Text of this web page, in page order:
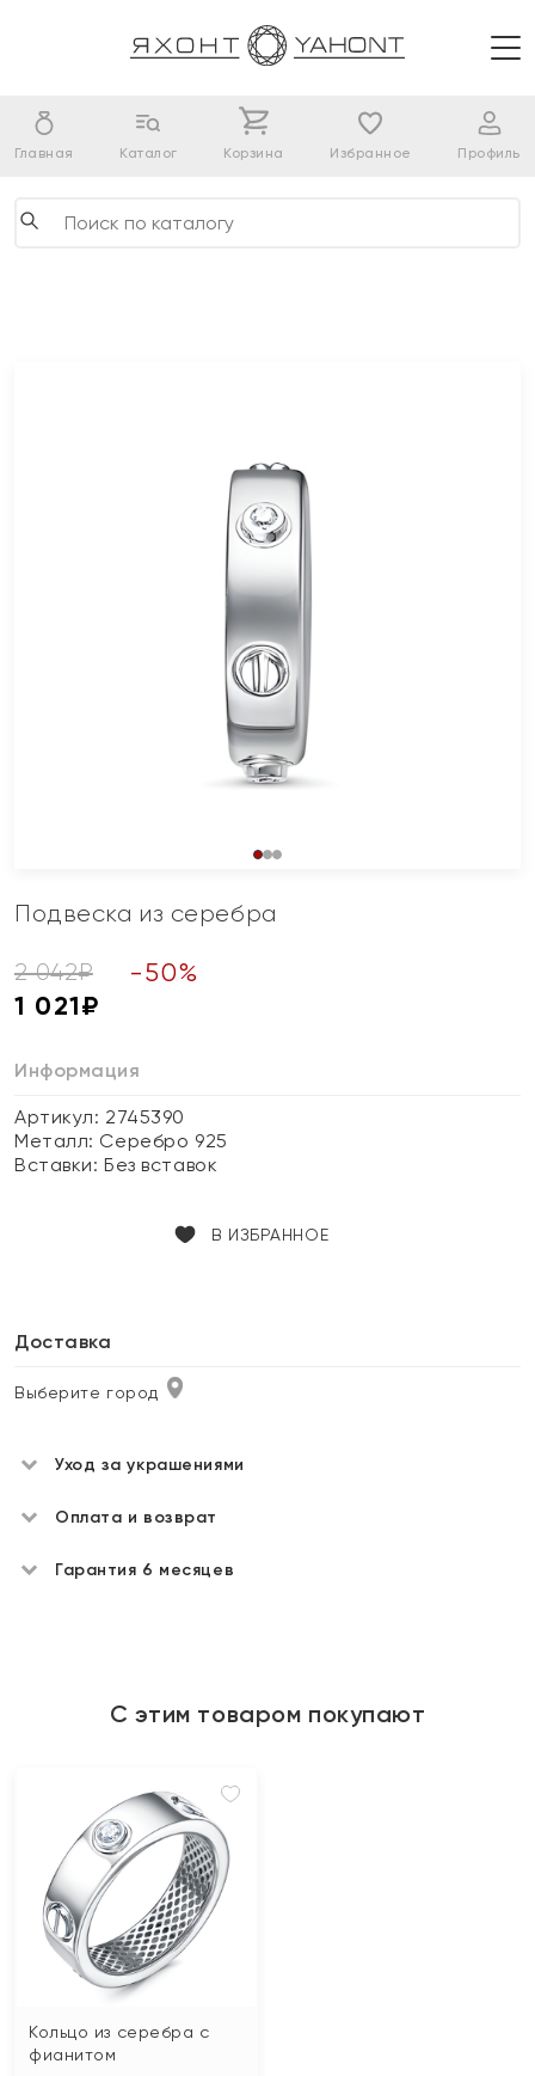
Главная Каталог Корзина Избранное Профиль
Подвеска из серебра
2 042₽ -50%
1 021₽
Информация
Артикул: 2745390
Металл: Серебро 925
Вставки:Без вставок
В ИЗБРАННОЕ
Доставка
Выберите город
Уход за украшениями
Оплата и возврат
Гарантия 6 месяцев
С этим товаром покупают
Кольцо из серебра с
фианитом